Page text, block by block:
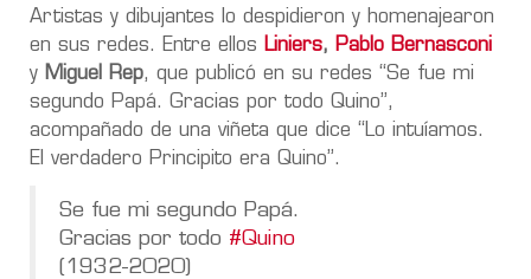
Artistas y dibujantes lo despidieron y homenajearon
en sus redes. Entre ellos Liniers, Pablo Bernasconi
y Miguel Rep, que publicó en su redes “Se fue mi
segundo Papá. Gracias por todo Quino”,
acompañado de una viñeta que dice “Lo intuíamos.
El verdadero Principito era Quino”.
Se fue mi segundo Papá.
Gracias por todo #Quino
(1932-2020)